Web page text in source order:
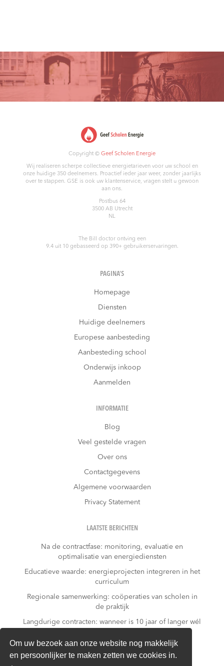
Om uw bezoek aan onze website nog makkelijk
en persoonlijker te maken zetten we cookies in.
Copyright © Geef Scholen Energie
Wij realiseren scherpe collectieve energietarieven voor uw school en
onze huidige 350 deelnemers. Proactief ieder jaar weer, zonder jaarlijks
over te stappen. GSE is ook uw klantenservice, vragen stelt u gewoon
aan ons.
Postbus 64
3500 AB Utrecht
NL
The Bill doctorontving een
9.4uit 10gebasseerd op 390+ gebruikerservaringen.
PAGINA’S
Homepage
Diensten
Huidige deelnemers
Europese aanbesteding
Aanbesteding school
Onderwijs inkoop
Aanmelden
INFORMATIE
Blog
Veel gestelde vragen
Over ons
Contactgegevens
Algemene voorwaarden
Privacy Statement
LAATSTE BERICHTEN
Na de contractfase: monitoring, evaluatie en
optimalisatie van energiediensten
Educatieve waarde: energieprojecten integreren in het
curriculum
Regionale samenwerking: coöperaties van scholen in
de praktijk
Langdurige contracten: wanneer is 10 jaar of langer wél
Subsidies & financieringsopties voor duurzame
schoolenergieprojecten